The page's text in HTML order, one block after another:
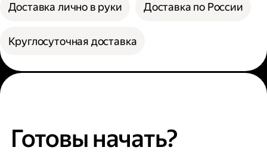
Доставка лично в руки Доставка по России
Круглосуточная доставка
Готовы начать?